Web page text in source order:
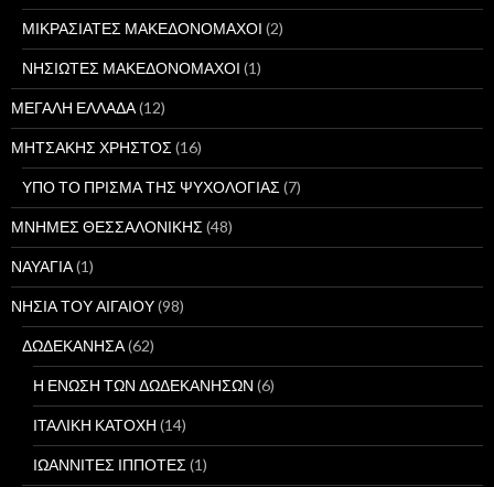
ΜΙΚΡΑΣΙΑΤΕΣ ΜΑΚΕΔΟΝΟΜΑΧΟΙ (2)
ΝΗΣΙΩΤΕΣ ΜΑΚΕΔΟΝΟΜΑΧΟΙ (1)
ΜΕΓΑΛΗ ΕΛΛΑΔΑ(12)
ΜΗΤΣΑΚΗΣ ΧΡΗΣΤΟΣ (16)
ΥΠΟ ΤΟ ΠΡΙΣΜΑ ΤΗΣ ΨΥΧΟΛΟΓΙΑΣ (7)
ΜΝΗΜΕΣ ΘΕΣΣΑΛΟΝΙΚΗΣ (48)
ΝΑΥΑΓΙΑ(1)
ΝΗΣΙΑ ΤΟΥ ΑΙΓΑΙΟΥ(98)
ΔΩΔΕΚΑΝΗΣΑ(62)
Η ΕΝΩΣΗ ΤΩΝ ΔΩΔΕΚΑΝΗΣΩΝ (6)
ΙΤΑΛΙΚΗ ΚΑΤΟΧΗ (14)
ΙΩΑΝΝΙΤΕΣ ΙΠΠΟΤΕΣ (1)